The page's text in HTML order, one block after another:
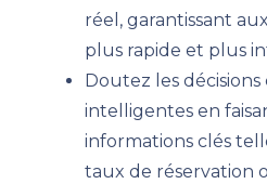
réel, garantissant
plus rapide et plus
Doutez les
intelligentes en
informations clés
taux de réservation